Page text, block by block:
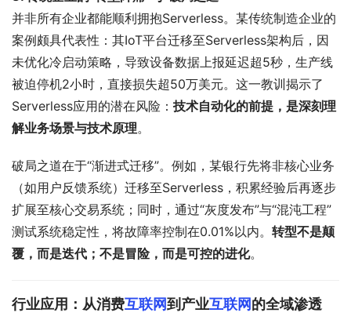
并非所有企业都能顺利拥抱Serverless。某传统制造企业的
案例颇具代表性：其IoT平台迁移至Serverless架构后，因
未优化冷启动策略，导致设备数据上报延迟超5秒，生产线
被迫停机2小时，直接损失超50万美元。这一教训揭示了
Serverless应用的潜在风险： 技术自动化的前提，是深刻理
解业务场景与技术原理。
破局之道在于“渐进式迁移”。例如，某银行先将非核心业务
（如用户反馈系统）迁移至Serverless，积累经验后再逐步
扩展至核心交易系统；同时，通过“灰度发布”与“混沌工程”
测试系统稳定性，将故障率控制在0.01%以内。 转型不是颠
覆，而是迭代；不是冒险，而是可控的进化。
行业应用：从消费互联网到产业互联网的全域渗透